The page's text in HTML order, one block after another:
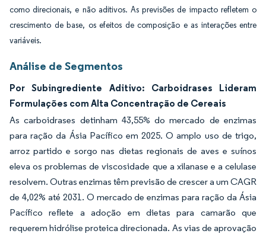
como direcionais, e não aditivos. As previsões de impacto refletem o
crescimento de base, os efeitos de composição e as interações entre
variáveis.
Análise de Segmentos
Por Subingrediente Aditivo: Carboidrases Lideram
Formulações com Alta Concentração de Cereais
As carboidrases detinham 43,55% do mercado de enzimas
para ração da Ásia Pacífico em 2025. O amplo uso de trigo,
arroz partido e sorgo nas dietas regionais de aves e suínos
eleva os problemas de viscosidade que a xilanase e a celulase
resolvem. Outras enzimas têm previsão de crescer a um CAGR
de 4,02% até 2031. O mercado de enzimas para ração da Ásia
Pacífico reflete a adoção em dietas para camarão que
requerem hidrólise proteica direcionada. As vias de aprovação